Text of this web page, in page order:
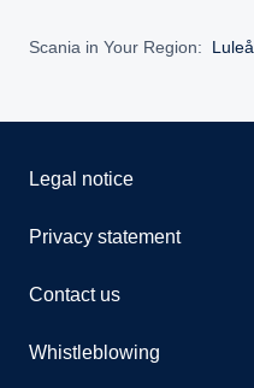
Scania in Your Region: Luleå
Legal notice
Privacy statement
Contact us
Whistleblowing